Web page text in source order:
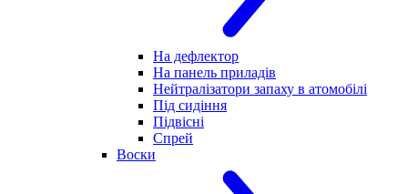
На дефлектор
На панель приладів
Нейтралізатори запаху в атомобілі
Під сидіння
Підвісні
Спрей
Воски